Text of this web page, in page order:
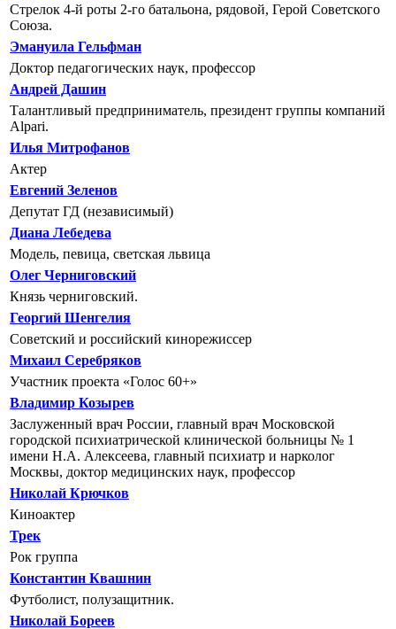
Cтрелок 4-й роты 2-го батальона, рядовой, Герой Советского
Союза.
Эмануила Гельфман
Доктор педагогических наук, профессор
Андрей Дашин
Талантливый предприниматель, президент группы компаний
Alpari.
Илья Митрофанов
Актер
Евгений Зеленов
Депутат ГД (независимый)
Диана Лебедева
Модель, певица, светская львица
Олег Черниговский
Князь черниговский.
Георгий Шенгелия
Советский и российский кинорежиссер
Михаил Серебряков
Участник проекта «Голос 60+»
Владимир Козырев
Заслуженный врач России, главный врач Московской
городской психиатрической клинической больницы № 1
имени Н.А. Алексеева, главный психиатр и нарколог
Москвы, доктор медицинских наук, профессор
Николай Крючков
Киноактер
Трек
Рок группа
Константин Квашнин
Футболист, полузащитник.
Николай Бореев